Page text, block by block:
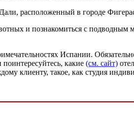
расположенный в городе
и познакомиться с
Испании.
какие (см. сайт)
клиенту, такое, как студия